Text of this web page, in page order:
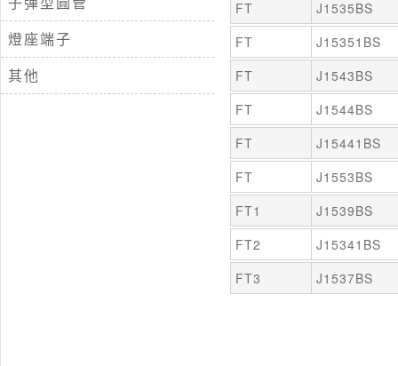
燈座端子
其他
FT
J1535BS
FT
J15351BS
FT
J1543BS
FT
J1544BS
FT
J15441BS
FT
J1553BS
FT1
J1539BS
FT2
J15341BS
FT3
J1537BS